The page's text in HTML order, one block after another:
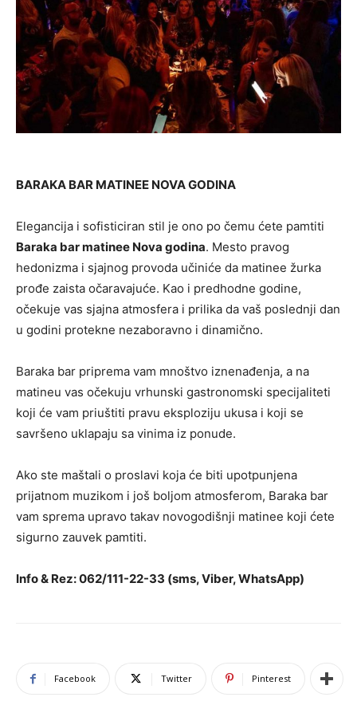
BARAKA BAR MATINEE NOVA GODINA
Elegancija i sofisticiran stil je ono po čemu ćete pamtiti
Baraka bar matinee Nova godina. Mesto pravog
hedonizma i sjajnog provoda učiniće da matinee žurka
prođe zaista očaravajuće. Kao i predhodne godine,
očekuje vas sjajna atmosfera i prilika da vaš poslednji dan
u godini protekne nezaboravno i dinamično.
Baraka bar priprema vam mnoštvo iznenađenja, a na
matineu vas očekuju vrhunski gastronomski specijaliteti
koji će vam priuštiti pravu eksploziju ukusa i koji se
savršeno uklapaju sa vinima iz ponude.
Ako ste maštali o proslavi koja će biti upotpunjena
prijatnom muzikom i još boljom atmosferom, Baraka bar
vam sprema upravo takav novogodišnji matinee koji ćete
sigurno zauvek pamtiti.
Info & Rez: 062/111-22-33 (sms, Viber, WhatsApp)
Facebook Twitter Pinterest